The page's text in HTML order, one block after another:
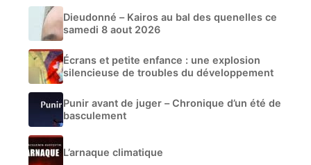
Dieudonné – Kairos au bal des quenelles ce
samedi 8 aout 2026
Écrans et petite enfance : une explosion
silencieuse de troubles du développement
Punir avant de juger – Chronique d’un été de
basculement
L’arnaque climatique